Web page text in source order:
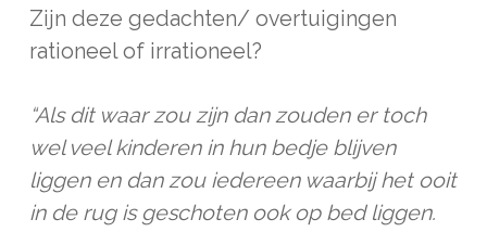
Zijn deze gedachten/ overtuigingen
rationeel of irrationeel?
“Als dit waar zou zijn dan zouden er toch
wel veel kinderen in hun bedje blijven
liggen en dan zou iedereen waarbij het ooit
in de rug is geschoten ook op bed liggen.